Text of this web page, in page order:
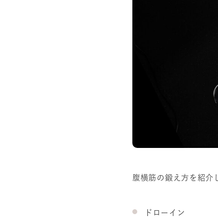
腹横筋の鍛え方を紹介
ドローイン